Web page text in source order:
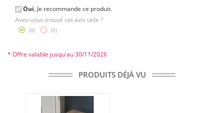
Oui, Je recommande ce produit.
Avez-vous trouvé cet avis utile ?
(0) (0)
* Offre valable jusqu'au 30/11/2026
PRODUITS DÉJÀ VU